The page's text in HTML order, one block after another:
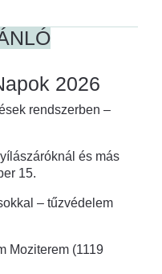
2026
rendszerben –
és más
15.
– tűzvédelem
Moziterem (1119